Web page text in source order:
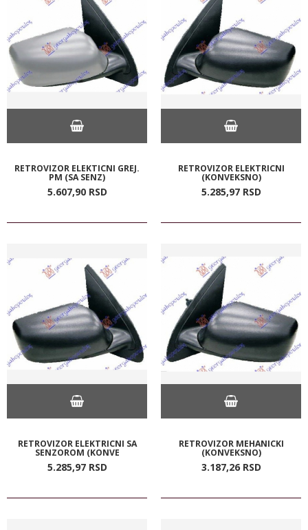
RETROVIZOR ELEKTICNI GREJ.
PM (SA SENZ)
5.607,90 RSD
RETROVIZOR ELEKTRICNI
(KONVEKSNO)
5.285,97 RSD
RETROVIZOR ELEKTRICNI SA
SENZOROM (KONVE
5.285,97 RSD
RETROVIZOR MEHANICKI
(KONVEKSNO)
3.187,26 RSD